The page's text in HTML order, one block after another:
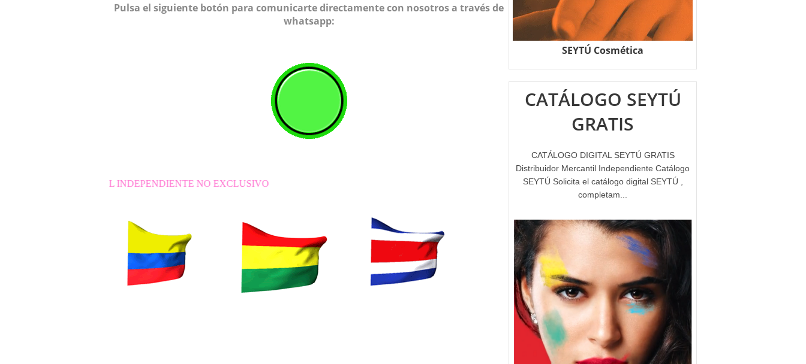
Pulsa el siguiente botón para comunicarte directamente con nosotros a través de
whatsapp:
INDEPENDIENTE NO EXCLUSIVO
SEYTÚ Cosmética
CATÁLOGO SEYTÚ
GRATIS
CATÁLOGO DIGITAL SEYTÚ GRATIS
Distribuidor Mercantil Independiente Catálogo
SEYTÚ Solicita el catálogo digital SEYTÚ ,
completam...